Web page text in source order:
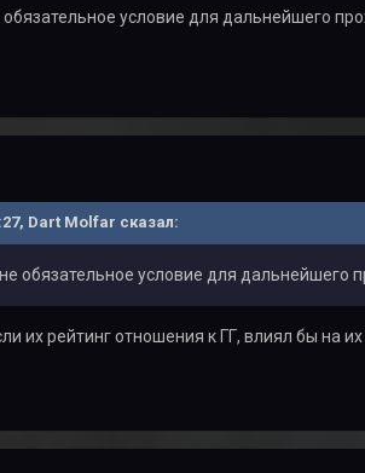
обязательное условие для дальнейшего
Dart Molfar сказал:
обязательное условие для дальнейшего
их рейтинг отношения к ГГ, влиял бы на их